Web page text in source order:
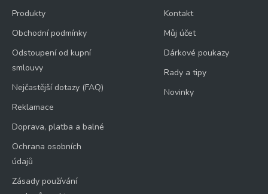
Produkty
Obchodní podmínky
Odstoupení od kupní
smlouvy
Nejčastější dotazy (FAQ)
Reklamace
Doprava, platba a balné
Ochrana osobních
údajů
Zásady používání
Kontakt
Můj účet
Dárkové poukazy
Rady a tipy
Novinky